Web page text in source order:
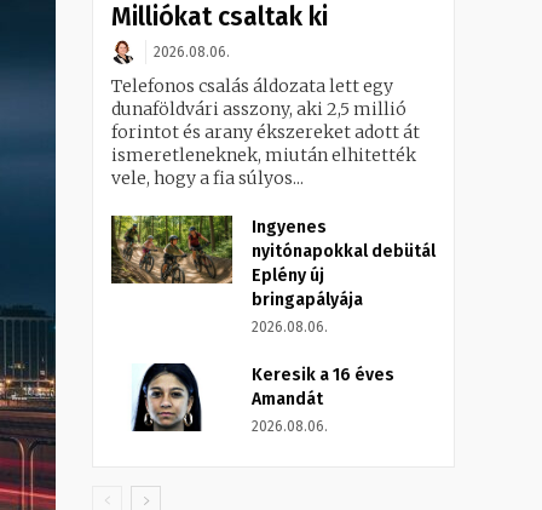
Milliókat csaltak ki
2026.08.06.
Telefonos csalás áldozata lett egy
dunaföldvári asszony, aki 2,5 millió
forintot és arany ékszereket adott át
ismeretleneknek, miután elhitették
vele, hogy a fia súlyos...
Ingyenes
nyitónapokkal debütál
Eplény új
bringapályája
2026.08.06.
Keresik a 16 éves
Amandát
2026.08.06.